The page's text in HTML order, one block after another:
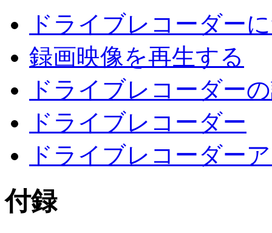
ドライブレコーダー
録画映像を再生する
ドライブレコーダー
ドライブレコーダー
ドライブレコーダー
付録